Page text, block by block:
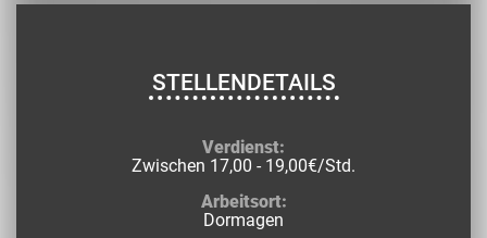
STELLENDETAILS
Verdienst:
Zwischen 17,00 - 19,00€/Std.
Arbeitsort:
Dormagen